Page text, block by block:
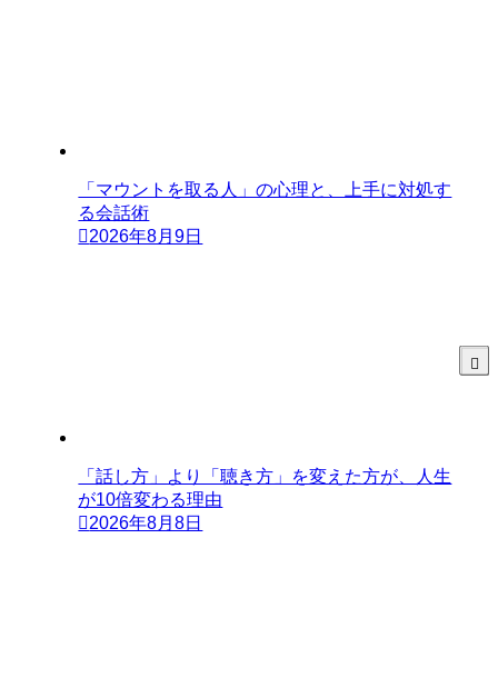
「マウントを取る人」の心理と、上手に対処す
る会話術
2026年8月9日
「話し方」より「聴き方」を変えた方が、人生
が10倍変わる理由
2026年8月8日